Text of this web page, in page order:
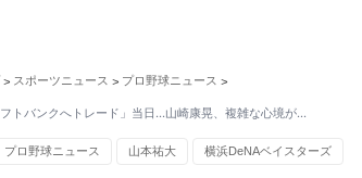
> スポーツニュース > プロ野球ニュース >
フトバンクへトレード」当日…山崎康晃、複雑な心境が…
プロ野球ニュース 山本祐大 横浜DeNAベイスターズ